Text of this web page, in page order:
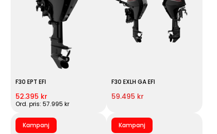
F30 EPT EFI
52.395 kr
Ord. pris: 57.995 kr
F30 EXLH GA EFI
59.495 kr
Kampanj Kampanj